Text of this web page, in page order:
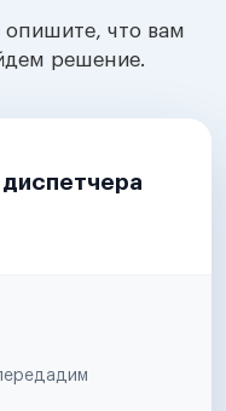
опишите, что вам
решение.